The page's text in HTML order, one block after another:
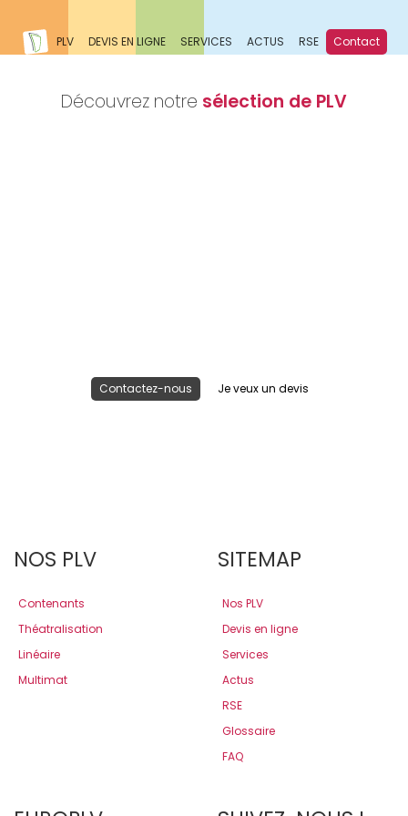
PLV DEVIS EN LIGNE SERVICES ACTUS RSE Contact
Découvrez notre sélection de PLV
Contactez-nous Je veux un devis
NOS PLV
Contenants
Théatralisation
Linéaire
Multimat
SITEMAP
Nos PLV
Devis en ligne
Services
Actus
RSE
Glossaire
FAQ